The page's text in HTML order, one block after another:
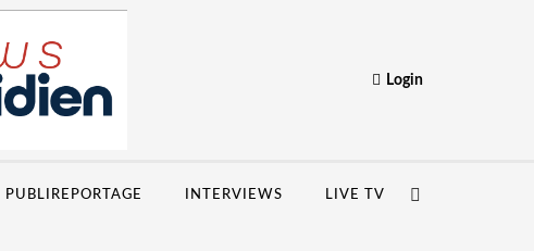
Login
PUBLIREPORTAGE INTERVIEWS LIVE TV